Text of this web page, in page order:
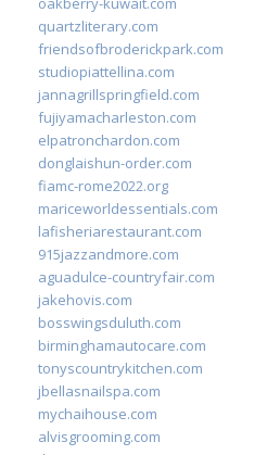
quartzliterary.com
friendsofbroderickpark.com
studiopiattellina.com
jannagrillspringfield.com
fujiyamacharleston.com
elpatronchardon.com
donglaishun-order.com
fiamc-rome2022.org
mariceworldessentials.com
lafisheriarestaurant.com
915jazzandmore.com
aguadulce-countryfair.com
jakehovis.com
bosswingsduluth.com
birminghamautocare.com
tonyscountrykitchen.com
jbellasnailspa.com
mychaihouse.com
alvisgrooming.com